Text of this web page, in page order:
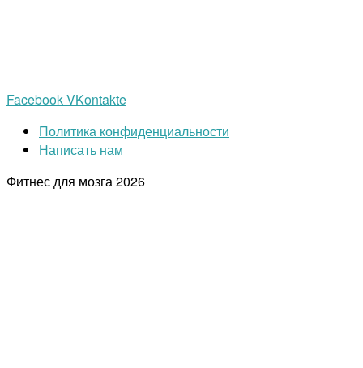
FacebookVKontakte
Политика конфиденциальности
Написать нам
Фитнес для мозга2026